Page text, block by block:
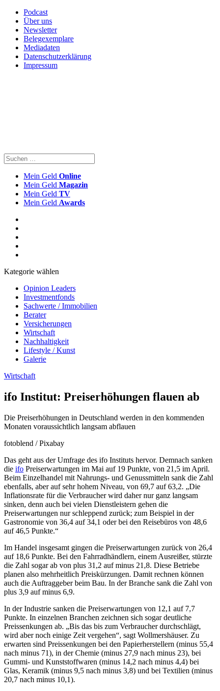
Podcast
Über uns
Newsletter
Belegexemplare
Mediadaten
Datenschutzerklärung
Impressum
Mein Geld Online
Mein Geld Magazin
Mein Geld TV
Mein Geld Awards
Kategorie wählen
Opinion Leaders
Investmentfonds
Sachwerte / Immobilien
Berater
Versicherungen
Wirtschaft
Nachhaltigkeit
Lifestyle / Kunst
Galerie
Wirtschaft
ifo Institut: Preiserhöhungen flauen ab
Die Preiserhöhungen in Deutschland werden in den kommenden
Monaten voraussichtlich langsam abflauen
fotoblend / Pixabay
Das geht aus der Umfrage des ifo Instituts hervor. Demnach sanken
die ifo Preiserwartungen im Mai auf 19 Punkte, von 21,5 im April.
Beim Einzelhandel mit Nahrungs- und Genussmitteln sank die Zahl
ebenfalls, aber auf sehr hohem Niveau, von 69,7 auf 63,2. „Die
Inflationsrate für die Verbraucher wird daher nur ganz langsam
sinken, denn auch bei vielen Dienstleistern gehen die
Preiserwartungen nur schleppend zurück; zum Beispiel in der
Gastronomie von 36,4 auf 34,1 oder bei den Reisebüros von 48,6
auf 46,5 Punkte.“
Im Handel insgesamt gingen die Preiserwartungen zurück von 26,4
auf 18,6 Punkte. Bei den Fahrradhändlern, einem Ausreißer, stürzte
die Zahl sogar ab von plus 31,2 auf minus 21,8. Diese Betriebe
planen also mehrheitlich Preiskürzungen. Damit rechnen können
auch die Auftraggeber beim Bau. In der Branche sank die Zahl von
plus 3,9 auf minus 6,9.
In der Industrie sanken die Preiserwartungen von 12,1 auf 7,7
Punkte. In einzelnen Branchen zeichnen sich sogar deutliche
Preissenkungen ab. „Bis das bis zum Verbraucher durchschlägt,
wird aber noch einige Zeit vergehen“, sagt Wollmershäuser. Zu
erwarten sind Preissenkungen bei den Papierherstellern (minus 55,4
nach minus 71), in der Chemie (minus 27,9 nach minus 23), bei
Gummi- und Kunststoffwaren (minus 14,2 nach minus 4,4) bei
Glas, Keramik (minus 9,5 nach minus 3,8) und bei Textilien (minus
20,7 nach minus 10,1).